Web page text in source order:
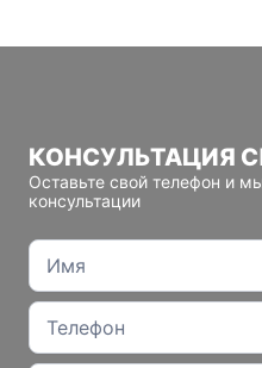
КОНСУЛЬТАЦИЯ
Оставьте свой телефон и
консультации